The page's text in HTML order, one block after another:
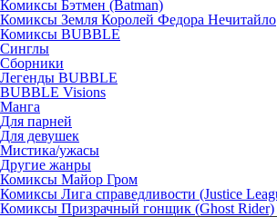
Комиксы Бэтмен (Batman)
Комиксы Земля Королей Федора Нечитайло
Комиксы BUBBLE
Синглы
Сборники
Легенды BUBBLE
BUBBLE Visions
Манга
Для парней
Для девушек
Мистика/ужасы
Другие жанры
Комиксы Майор Гром
Комиксы Лига справедливости (Justice
Комиксы Призрачный гонщик (Ghost Rider)